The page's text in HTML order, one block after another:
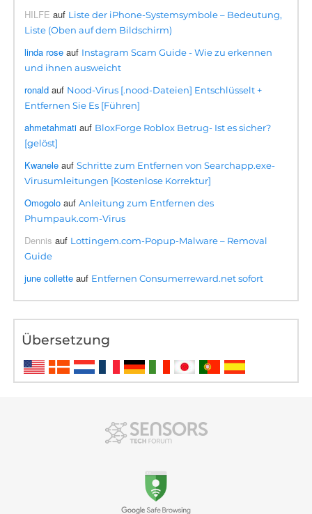
HILFE auf Liste der iPhone-Systemsymbole – Bedeutung,
Liste (Oben auf dem Bildschirm)
linda rose auf Instagram Scam Guide - Wie zu erkennen
und ihnen ausweicht
ronald auf Nood-Virus [.nood-Dateien] Entschlüsselt +
Entfernen Sie Es [Führen]
ahmetahmati auf BloxForge Roblox Betrug- Ist es sicher?
[gelöst]
Kwanele aufSchritte zum Entfernen von Searchapp.exe-
Virusumleitungen [Kostenlose Korrektur]
Omogolo aufAnleitung zum Entfernen des
Phumpauk.com-Virus
Dennis auf Lottingem.com-Popup-Malware – Removal
Guide
june collette auf Entfernen Consumerreward.net sofort
Übersetzung